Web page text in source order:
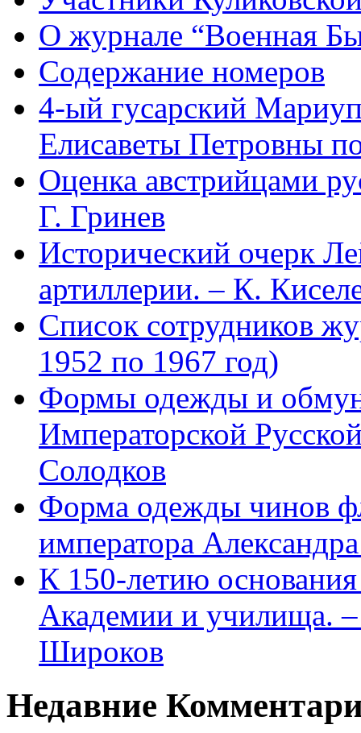
О журнале “Военная
Содержание номеров
4-ый гусарский
Елисаветы Петровны
Оценка австрийцами
Г. Гринев
Исторический очерк
артиллерии. – К.
Список сотрудников
1952 по 1967 год)
Формы одежды и
Императорской
Солодков
Форма одежды чинов
императора
К 150-летию
Академии и училища.
Широков
Недавние